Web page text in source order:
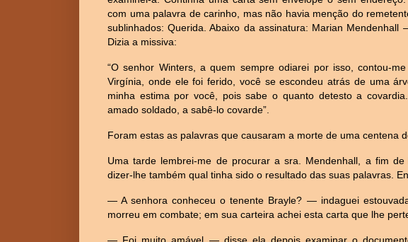
com uma palavra de carinho, mas não havia menção do
sublinhados: Querida. Abaixo da assinatura: Marian
Dizia a missiva:
“O senhor Winters, a quem sempre odiarei por isso, contou-
Virgínia, onde ele foi ferido, você se escondeu atrás de uma
minha estima por você, pois sabe o quanto detesto a
amado soldado, a sabê-lo covarde”.
Foram estas as palavras que causaram a morte de uma centena
Uma tarde lembrei-me de procurar a sra. Mendenhall, a fim
dizer-lhe também qual tinha sido o resultado das suas palavras.
— A senhora conheceu o tenente Brayle? — indaguei
morreu em combate; em sua carteira achei esta carta que lhe
— Foi muito amável — disse ela depois examinar o